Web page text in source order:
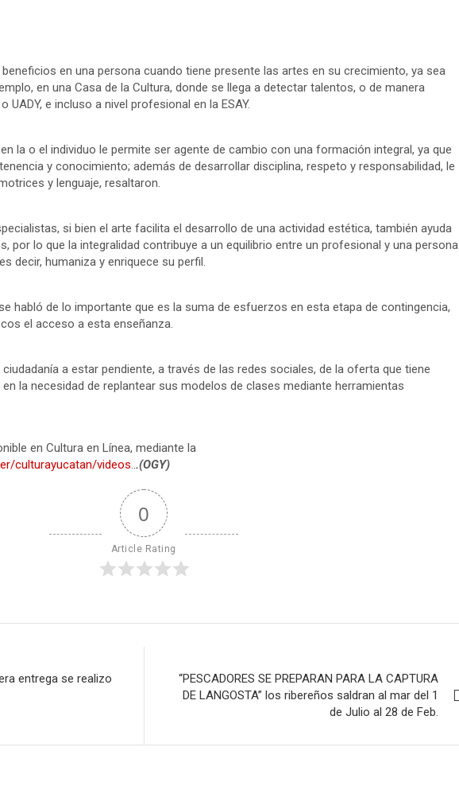
en una persona cuando tiene presente las artes en su crecimiento, ya sea
en una Casa de la Cultura, donde se llega a detectar talentos, o de manera
UADY, e incluso a nivel profesional en la ESAY.
la o el individuo le permite ser agente de cambio con una formación integral, ya que
y conocimiento; además de desarrollar disciplina, respeto y responsabilidad, le
y lenguaje, resaltaron.
si bien el arte facilita el desarrollo de una actividad estética, también ayuda
por lo que la integralidad contribuye a un equilibrio entre un profesional y una persona
decir, humaniza y enriquece su perfil.
habló de lo importante que es la suma de esfuerzos en esta etapa de contingencia,
el acceso a esta enseñanza.
a estar pendiente, a través de las redes sociales, de la oferta que tiene
la necesidad de replantear sus modelos de clases mediante herramientas
en Cultura en Línea, mediante la
culturayucatan/videos...(OGY)
0
Article Rating
entrega se realizo
“PESCADORES SE PREPARAN PARA LA CAPTURA
DE LANGOSTA” los ribereños saldran al mar del 1
de Julio al 28 de Feb.